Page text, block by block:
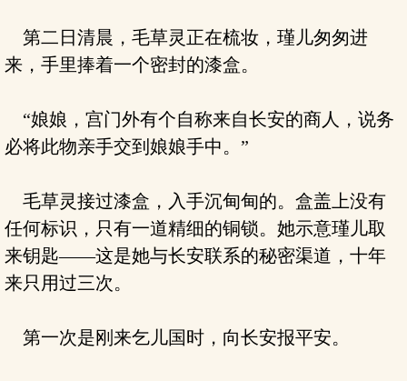
第二日清晨，毛草灵正在梳妆，瑾儿匆匆进
来，手里捧着一个密封的漆盒。
“娘娘，宫门外有个自称来自长安的商人，说务
必将此物亲手交到娘娘手中。”
毛草灵接过漆盒，入手沉甸甸的。盒盖上没有
任何标识，只有一道精细的铜锁。她示意瑾儿取
来钥匙——这是她与长安联系的秘密渠道，十年
来只用过三次。
第一次是刚来乞儿国时，向长安报平安。